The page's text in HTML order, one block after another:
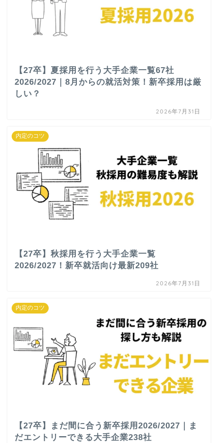
【27卒】夏採用を行う大手企業一覧67社
2026/2027｜8月からの就活対策！新卒採用は厳
しい？
2026年7月31日
内定のコツ
【27卒】秋採用を行う大手企業一覧
2026/2027！新卒就活向け最新209社
2026年7月31日
内定のコツ
【27卒】まだ間に合う新卒採用2026/2027｜ま
だエントリーできる大手企業238社